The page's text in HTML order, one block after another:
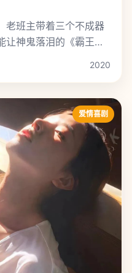
老班主带着三个不成器
让神鬼落泪的《霸王别
2020
爱情喜剧